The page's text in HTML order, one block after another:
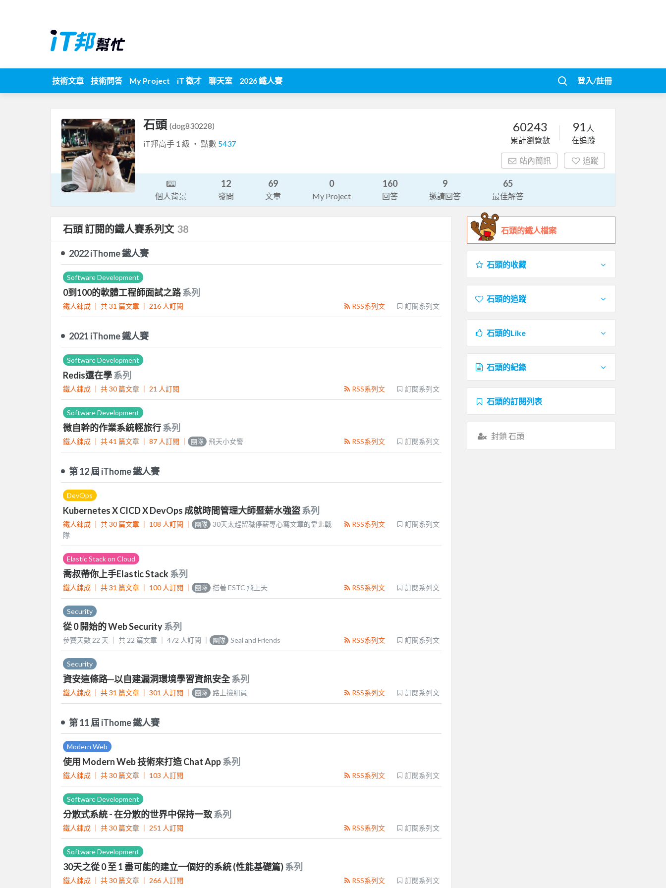
技術文章 技術問答 My Project iT 徵才 聊天室 2026 鐵人賽 登入/註冊
石頭 (dog830228)
iT邦高手 1 級 ‧ 點數 5437
60243
累計瀏覽數
91 人
在追蹤
站內簡訊 追蹤
個人背景
12
發問
69
文章
0
My Project
160
回答
9
邀請回答
65
最佳解答
石頭 訂閱的鐵人賽系列文 38
2022 iThome 鐵人賽
Software Development
0到100的軟體工程師面試之路系列
鐵人鍊成 ｜ 共 31 篇文章 ｜ 216 人訂閱 訂閱系列文
RSS系列文
2021 iThome 鐵人賽
Software Development
Redis還在學系列
鐵人鍊成 ｜ 共 30 篇文章 ｜ 21 人訂閱 訂閱系列文
RSS系列文
Software Development
微自幹的作業系統輕旅行系列
鐵人鍊成 ｜ 共 41 篇文章 ｜ 87 人訂閱 訂閱系列文
RSS系列文
團隊 飛天小女警
第 12 屆 iThome 鐵人賽
DevOps
Kubernetes X CICD X DevOps 成就時間管理大師暨薪水強盜系列
鐵人鍊成 ｜ 共 30 篇文章 ｜ 108 人訂閱 訂閱系列文
RSS系列文
團隊
30天太趕留職停薪專心寫文章的靠北戰
隊
Elastic Stack on Cloud
喬叔帶你上手Elastic Stack系列
鐵人鍊成 ｜ 共 31 篇文章 ｜ 100 人訂閱 訂閱系列文
RSS系列文
團隊 搭著 ESTC 飛上天
Security
從 0 開始的 Web Security系列
參賽天數 22 天 ｜ 共 22 篇文章 ｜ 472 人訂閱 訂閱系列文
RSS系列文
團隊 Seal and Friends
Security
資安這條路─以自建漏洞環境學習資訊安全系列
鐵人鍊成 ｜ 共 31 篇文章 ｜ 301 人訂閱 訂閱系列文
RSS系列文
團隊 路上撿組員
第 11 屆 iThome 鐵人賽
Modern Web
使用 Modern Web 技術來打造 Chat App系列
鐵人鍊成 ｜ 共 30 篇文章 ｜ 103 人訂閱 訂閱系列文
RSS系列文
Software Development
分散式系統 - 在分散的世界中保持一致系列
鐵人鍊成 ｜ 共 30 篇文章 ｜ 251 人訂閱 訂閱系列文
RSS系列文
Software Development
30天之從 0 至 1 盡可能的建立一個好的系統 (性能基礎篇)系列
鐵人鍊成 ｜ 共 30 篇文章 ｜ 266 人訂閱 訂閱系列文
RSS系列文
石頭的鐵人檔案
石頭的收藏
石頭的追蹤
石頭的Like
石頭的紀錄
石頭的訂閱列表
封鎖 石頭